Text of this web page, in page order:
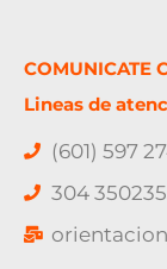
COMUNICATE
Lineas de
(601) 597
304